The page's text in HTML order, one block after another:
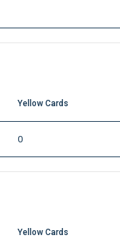
Yellow Cards
0
Yellow Cards